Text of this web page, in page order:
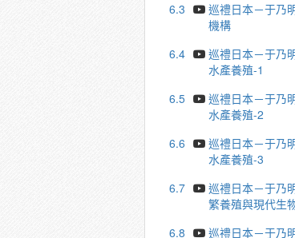
6.3
巡禮日本－于
機構
6.4
巡禮日本－于
水產養殖-1
6.5
巡禮日本－于
水產養殖-2
6.6
巡禮日本－于
水產養殖-3
6.7
巡禮日本－于
繁養殖與現代生
6.8
巡禮日本－于